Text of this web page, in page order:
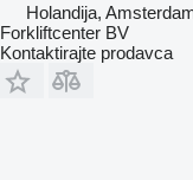
Holandija,
Forkliftcenter BV
Kontaktirajte prodavca